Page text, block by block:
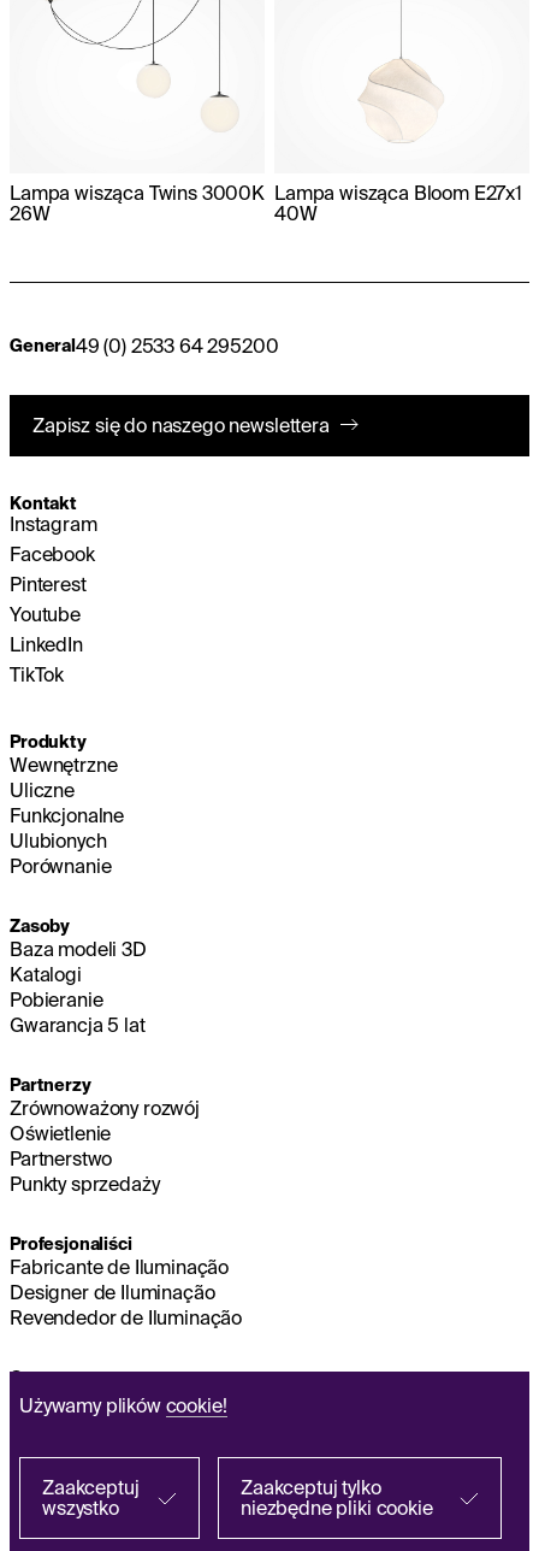
Znajdź u partnera
Lampa wisząca Twins 3000K
26W
Lampa wisząca Bloom E27x1
40W
Używamy plików cookie!
Zaakceptuj
wszystko
Zaakceptuj tylko
niezbędne pliki cookie
General 49 (0) 2533 64 295200
Zapisz się do naszego newslettera
Kontakt
Instagram
Facebook
Pinterest
Youtube
LinkedIn
TikTok
Produkty
Wewnętrzne
Uliczne
Funkcjonalne
Ulubionych
Porównanie
Zasoby
Baza modeli 3D
Katalogi
Pobieranie
Gwarancja 5 lat
Partnerzy
Zrównoważony rozwój
Oświetlenie
Partnerstwo
Punkty sprzedaży
Profesjonaliści
Fabricante de Iluminação
Designer de Iluminação
Revendedor de Iluminação
O nas
Zrównoważony rozwój
Q&A
Polityka Przetwarzania Danych Osobowych